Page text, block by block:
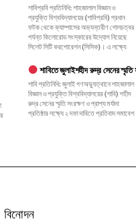
শাবিপ্রবি প্রতিনিধি: শাহজালাল বিজ্ঞান ও
প্রযুক্তি বিশ্ববিদ্যালয়ের (শাবিপ্রবি) প্রধান
ফটক থেকে ক্যাম্পাসের অভ্যন্তরীণ গোলচত্বর
পর্যন্ত কিলোরোড সংস্কারের উদ্যোগ নিয়েছে
সিলেট সিটি করপোরেশন (সিসিক)। এ লক্ষ্যে
আরসিসি ঢালাই কাজের জন্য টেন্ডার আহ্বান করা
হয়েছে। রবিবার (২ আগস্ট) সিসিকের
অফিসিয়াল ওয়েবসাইটে এক ই-টেন্ডার নোটিশের
মাধ্যমে বিষয়টি জানানো হয়। ই-টেন্ডার নোটিশে
শাবিতে জুলাইশহীদ রুদ্র সেনের স্মৃতি
শাবি প্রতিনিধি: জুলাই গণঅভ্যুত্থানে শাহজালাল
বিজ্ঞান ও প্রযুক্তি বিশ্ববিদ্যালয়ের (শাবি) শহীদ
রুদ্র সেনের স্মৃতি সংরক্ষণ ও প্রাপ্য মর্যাদা
প্রতিষ্ঠার লক্ষ্যে ২ দফা দাবিতে প্রতিবাদ সমাবেশ
ও অবস্থান কর্মসূচি পালন করেছেন শিক্ষার্থীরা।
রোববার (৩ আগস্ট) দুপুর ১টায় বিশ্ববিদ্যালয়ের
গোলচত্বরে এ কর্মসূচি পালন করা হয়।
বিনোদন